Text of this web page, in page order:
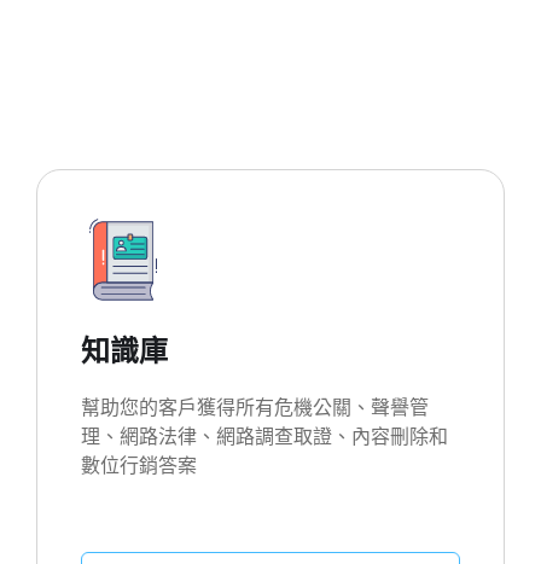
知識庫
幫助您的客戶獲得所有危機公關、聲譽管
理、網路法律、網路調查取證、內容刪除和
數位行銷答案